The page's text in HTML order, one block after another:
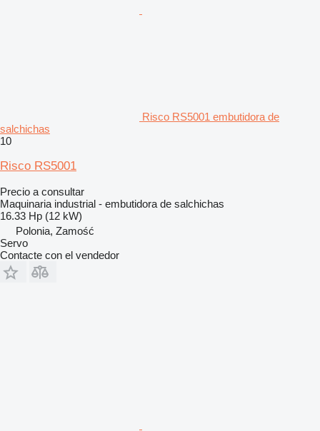
Risco RS5001 embutidora de
salchichas
10
Risco RS5001
Precio a consultar
Maquinaria industrial - embutidora de salchichas
16.33 Hp (12 kW)
Polonia, Zamość
Servo
Contacte con el vendedor